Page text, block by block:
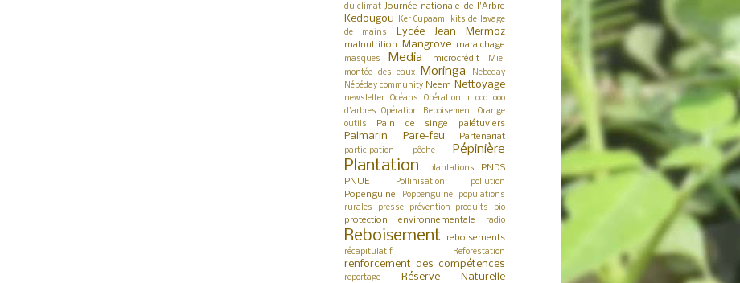
du climat Journée nationale de l'Arbre
Kedougou Ker Cupaam.
kits de lavage
de mains
Lycée Jean Mermoz
malnutrition Mangrove maraichage
masques Media microcrédit
Miel
montée des eaux
Moringa
Nebeday
Nébéday community Neem Nettoyage
newsletter Océans
Opération 1 000 000
d'arbres
Opération Reboisement Orange
outils
Pain de singe palétuviers
Palmarin Pare-feu Partenariat
participation pêche Pépinière
Plantation plantations
PNDS
PNUE
Pollinisation pollution
Popenguine Poppenguine
populations
rurales
presse prévention produits bio
protection environnementale radio
Reboisement reboisements
récapitulatif Reforestation
renforcement des compétences
reportage
Réserve Naturelle